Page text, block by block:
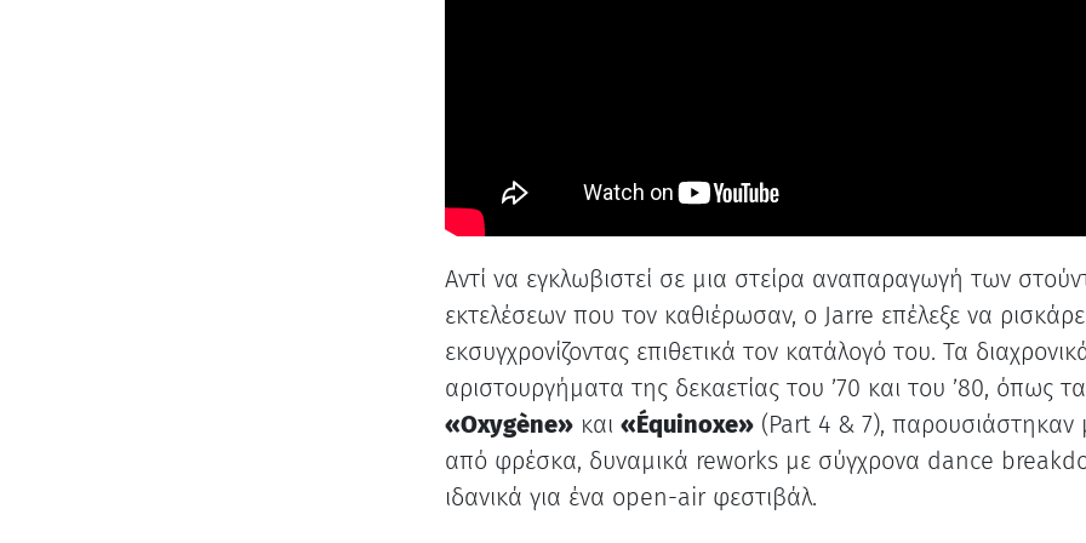
Αντί να εγκλωβιστεί σε μια στείρα αναπαραγωγή των
εκτελέσεων που τον καθιέρωσαν, ο Jarre επέλεξε να
εκσυγχρονίζοντας επιθετικά τον κατάλογό του. Τα
αριστουργήματα της δεκαετίας του ’70 και του ’80, όπως τα
«Oxygène»και «Équinoxe»(Part 4 & 7), παρουσιάστηκαν
από φρέσκα, δυναμικά reworks με σύγχρονα dance
ιδανικά για ένα open-air φεστιβάλ.